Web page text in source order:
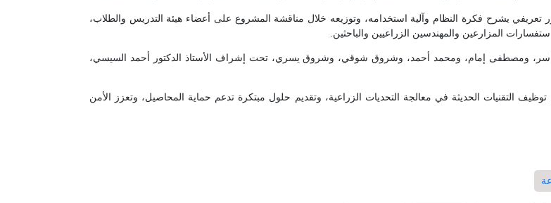
يشرح فكرة النظام وآلية استخدامه، وتوزيعه خلال مناقشة المشروع على أعضاء هيئة التدريس والطلاب،
المزارعين والمهندسين الزراعيين والباحثين.
ومصطفى إمام، ومحمد أحمد، وشروق شوقي، وشروق يسري، تحت إشراف الأستاذ الدكتور أحمد السيسي،
التقنيات الحديثة في معالجة التحديات الزراعية، وتقديم حلول مبتكرة تدعم حماية المحاصيل، وتعزز الأمن